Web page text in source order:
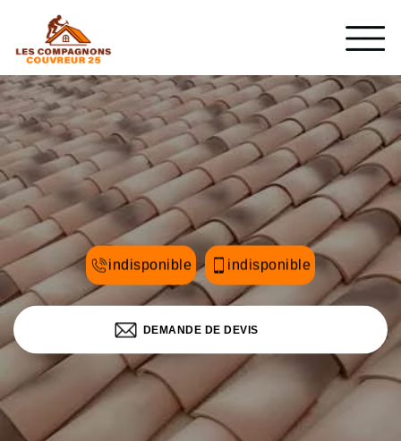
indisponible indisponible
DEMANDE DE DEVIS